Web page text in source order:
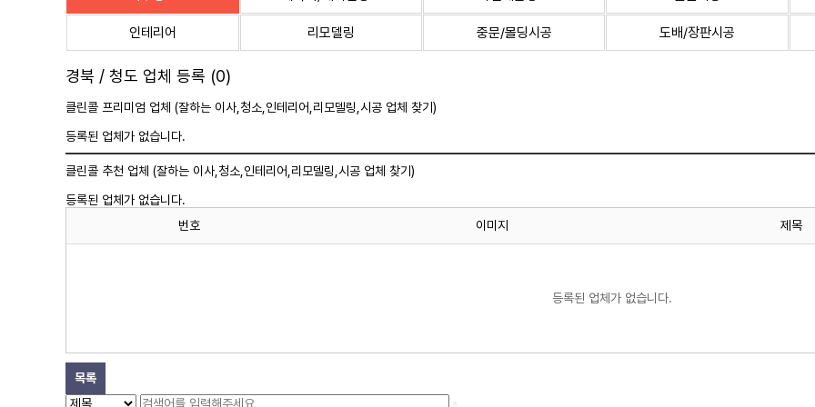
인테리어 리모델링 중문/몰딩시공 도배/장판시공
경북 / 청도 업체 등록 (0)
클린콜 프리미엄 업체 (잘하는 이사, 청소 ,인테리어,리모델링,시공 업체 찾기)
등록된 업체가 없습니다.
클린콜 추천 업체 (잘하는 이사, 청소 ,인테리어,리모델링,시공 업체 찾기)
등록된 업체가 없습니다.
번호
이미지 제목
등록된 업체가 없습니다.
목록